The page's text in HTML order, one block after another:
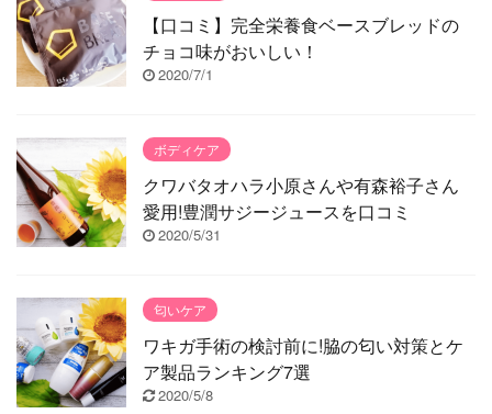
【口コミ】完全栄養食ベースブレッドの
チョコ味がおいしい！
2020/7/1
ボディケア
クワバタオハラ小原さんや有森裕子さん
愛用!豊潤サジージュースを口コミ
2020/5/31
匂いケア
ワキガ手術の検討前に!脇の匂い対策とケ
ア製品ランキング7選
2020/5/8